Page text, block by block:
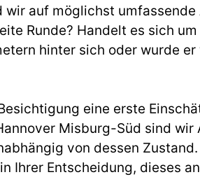
auf möglichst umfassende
Runde? Handelt es sich
hinter sich oder wurde
eine erste
Misburg-Süd sind
von dessen
Ihrer Entscheidung, dieses